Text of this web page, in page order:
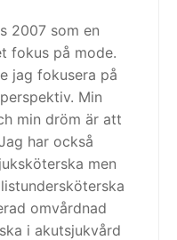
2007 som en
fokus på mode.
jag fokusera på
Min
min dröm är att
har också
men
omvårdnad
i akutsjukvård